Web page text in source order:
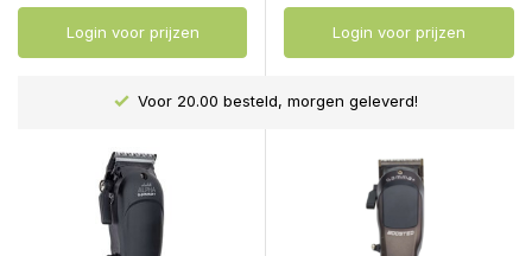
Login voor prijzen Login voor prijzen
Voor 20.00 besteld, morgen geleverd!